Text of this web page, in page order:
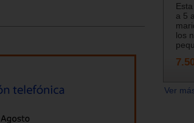
a 5
los
Ver